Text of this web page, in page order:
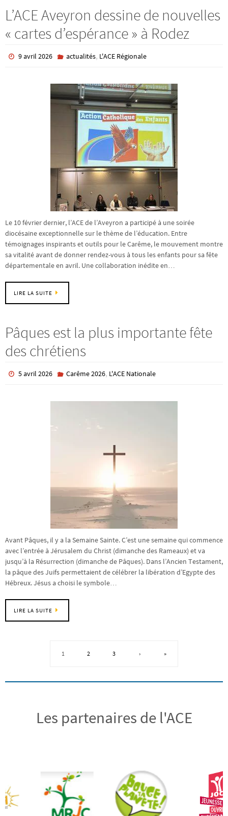
L’ACE Aveyron dessine de nouvelles
« cartes d’espérance » à Rodez
9 avril 2026 actualités, L'ACE Régionale
Le 10 février dernier, l’ACE de l’Aveyron a participé à une soirée
diocésaine exceptionnelle sur le thème de l’éducation. Entre
témoignages inspirants et outils pour le Carême, le mouvement montre
sa vitalité avant de donner rendez-vous à tous les enfants pour sa fête
départementale en avril. Une collaboration inédite en…
LIRE LA SUITE
Pâques est la plus importante fête
des chrétiens
5 avril 2026 Carême 2026, L'ACE Nationale
Avant Pâques, il y a la Semaine Sainte. C’est une semaine qui commence
avec l’entrée à Jérusalem du Christ (dimanche des Rameaux) et va
jusqu’à la Résurrection (dimanche de Pâques). Dans l’Ancien Testament,
la pâque des Juifs permettaient de célébrer la libération d’Egypte des
Hébreux. Jésus a choisi le symbole…
LIRE LA SUITE
1 2 3 › »
Les partenaires de l'ACE